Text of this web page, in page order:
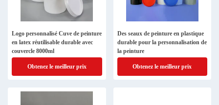
Logo personnalisé Cuve de peinture
en latex réutilisable durable avec
couvercle 8000ml
Obtenez le meilleur prix
Des seaux de peinture en plastique
durable pour la personnalisation de
la peinture
Obtenez le meilleur prix